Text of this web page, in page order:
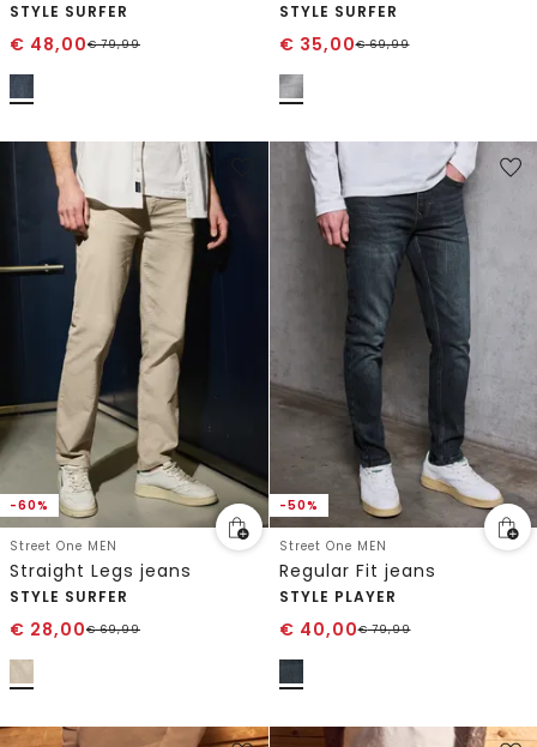
STYLE SURFER
€ 48,00€79,99
STYLE SURFER
€ 35,00€69,99
-60%
Street One MEN
Straight Legs jeans
STYLE SURFER
€ 28,00€69,99
-50%
Street One MEN
Regular Fit jeans
STYLE PLAYER
€ 40,00€79,99